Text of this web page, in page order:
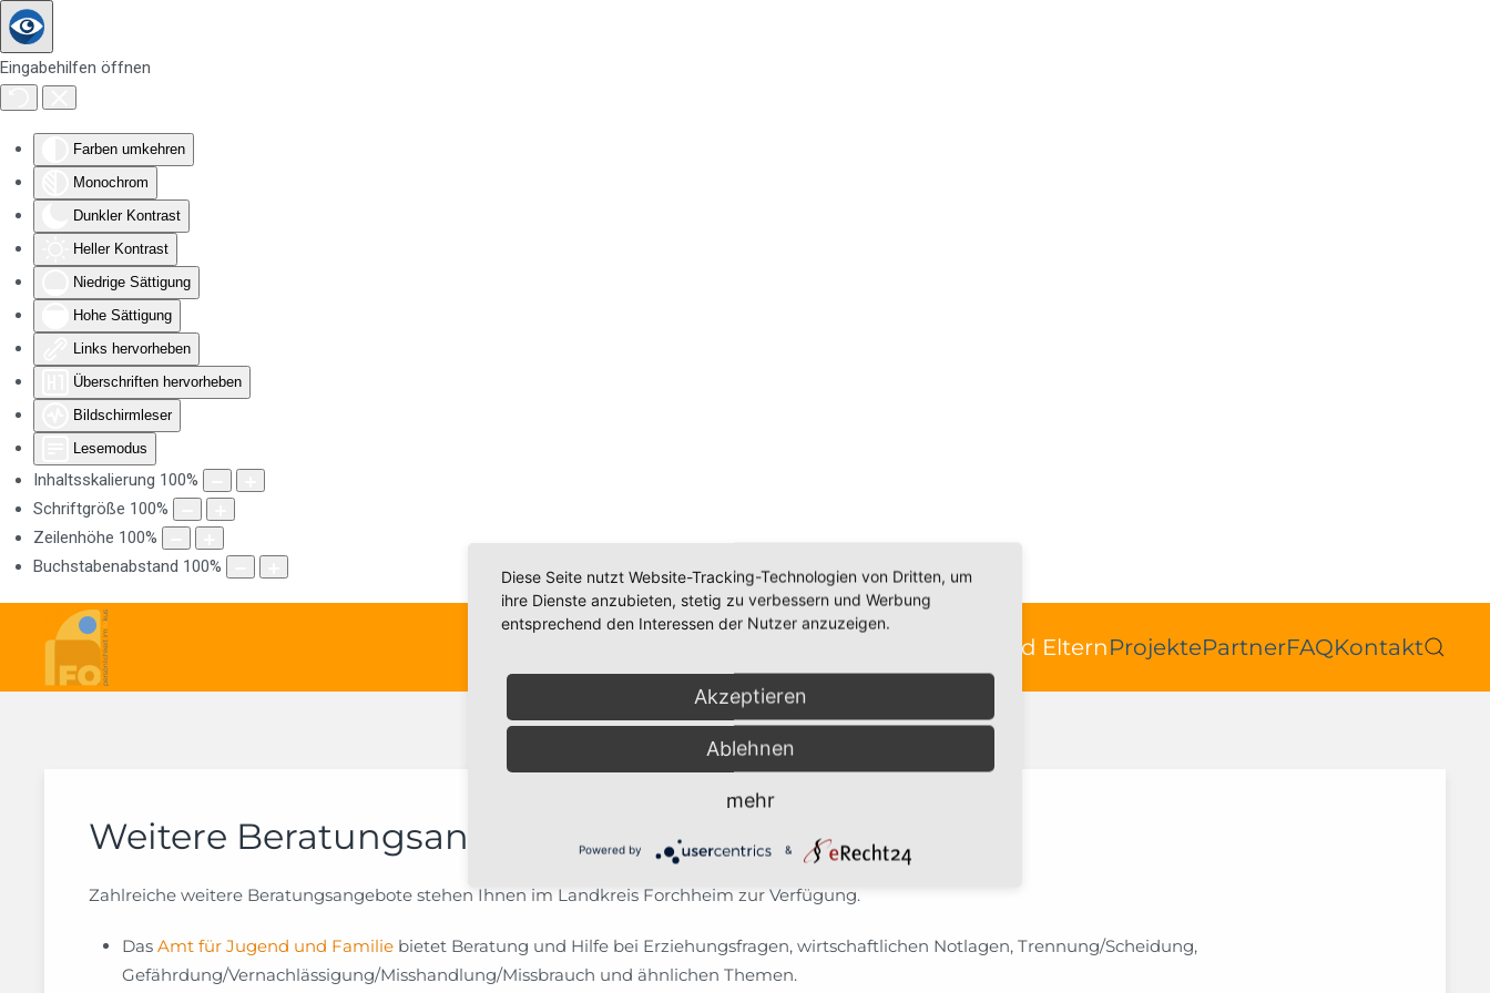
Eingabehilfen öffnen
Farben umkehren
Monochrom
Dunkler Kontrast
Heller Kontrast
Niedrige Sättigung
Hohe Sättigung
Links hervorheben
Überschriften hervorheben
Bildschirmleser
Lesemodus
Inhaltsskalierung 100%
Schriftgröße 100%
Zeilenhöhe 100%
Buchstabenabstand 100%
Zum Hauptinhalt springen
Schüler und ElternProjektePartnerFAQKontakt
Weitere Beratungsangebote
Zahlreiche weitere Beratungsangebote stehen Ihnen im Landkreis Forchheim zur Verfügung.
Das Amt für Jugend und Familie bietet Beratung und Hilfe bei Erziehungsfragen, wirtschaftlichen Notlagen, Trennung/Scheidung,
Gefährdung/Vernachlässigung/Misshandlung/Missbrauch und ähnlichen Themen.
Diese Seite nutzt Website-Tracking-Technologien von Dritten, um
ihre Dienste anzubieten, stetig zu verbessern und Werbung
entsprechend den Interessen der Nutzer anzuzeigen.
Akzeptieren
Ablehnen
mehr
Powered by &